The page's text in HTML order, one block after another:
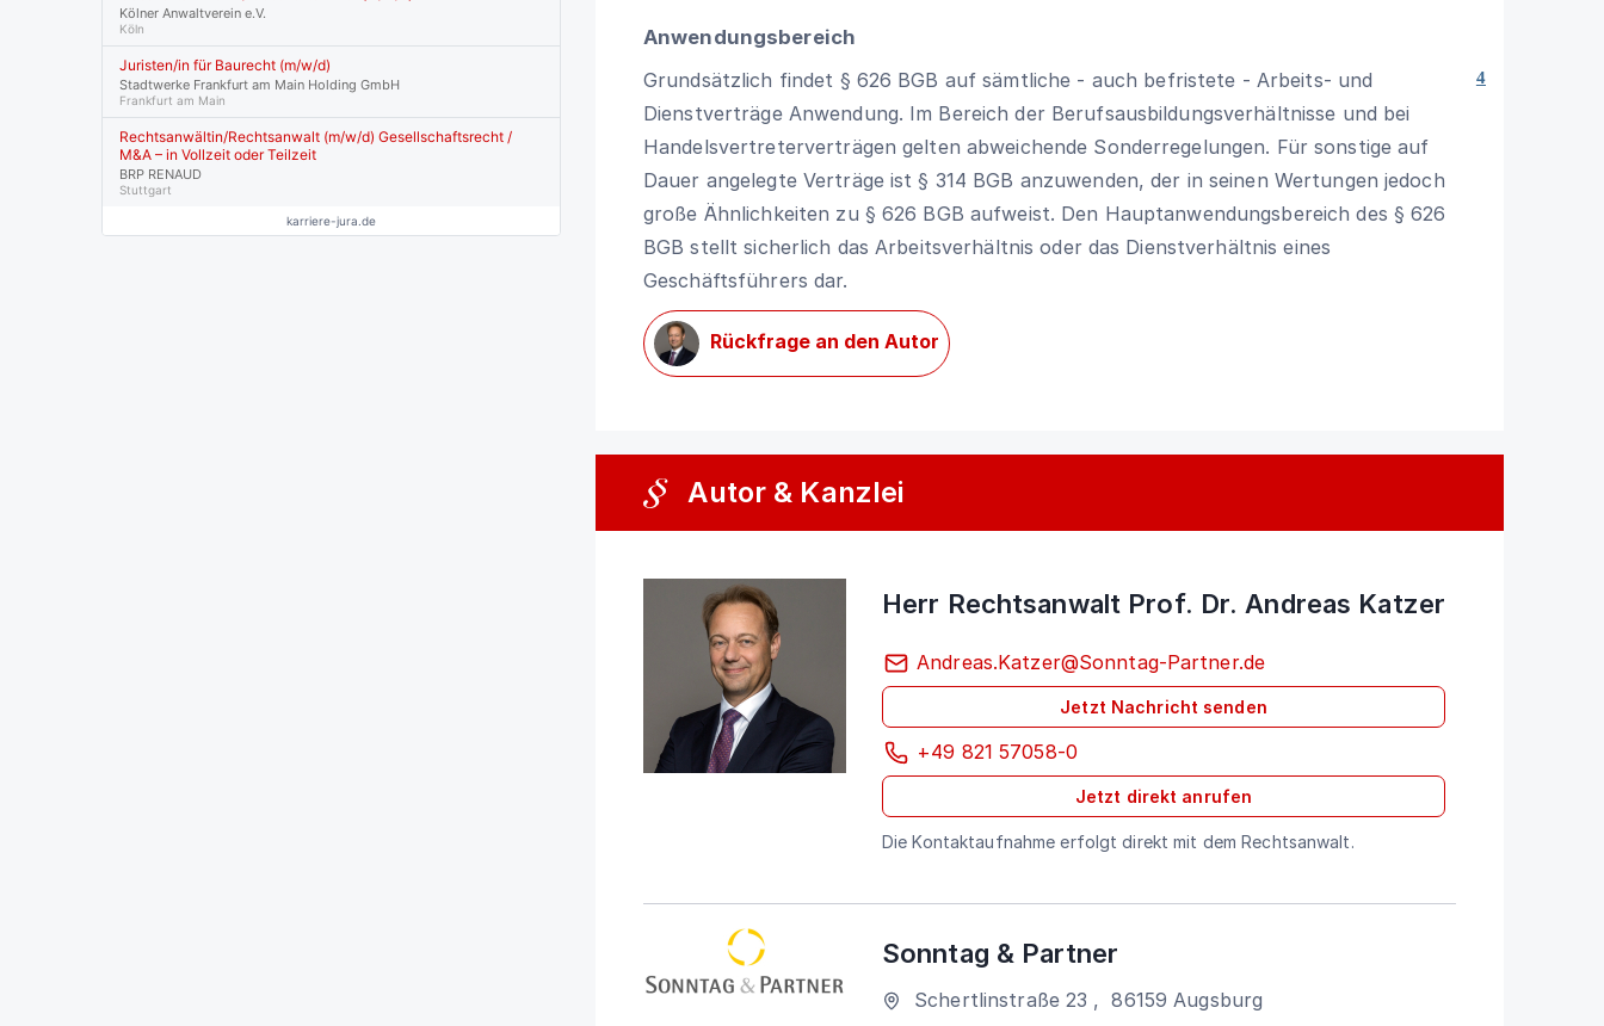
Anwendungsbereich
4
Grundsätzlich findet § 626 BGB auf sämtliche - auch befristete - Arbeits- und
Dienstverträge Anwendung. Im Bereich der Berufsausbildungsverhältnisse und bei
Handelsvertreterverträgen gelten abweichende Sonderregelungen. Für sonstige auf
Dauer angelegte Verträge ist§ 314 BGB anzuwenden, der in seinen Wertungen jedoch
große Ähnlichkeiten zu § 626 BGB aufweist. Den Hauptanwendungsbereich des § 626
BGB stellt sicherlich das Arbeitsverhältnis oder das Dienstverhältnis eines
Geschäftsführers dar.
Rückfrage an den Autor
Autor & Kanzlei
Herr Rechtsanwalt Prof. Dr. Andreas Katzer
Andreas.Katzer@Sonntag-Partner.de
Jetzt Nachricht senden
+49 821 57058-0
Jetzt direkt anrufen
Die Kontaktaufnahme erfolgt direkt mit dem Rechtsanwalt.
Sonntag & Partner
Schertlinstraße 23 ,86159 Augsburg